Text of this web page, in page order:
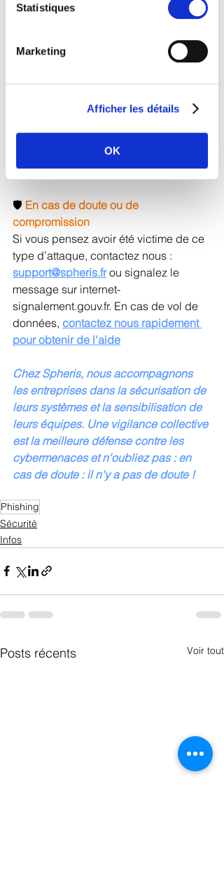
notre site Web.
Statistiques
Marketing
Afficher les détails
OK
orthographié est souvent un signal
• 	Accéder à sa messagerie
uniquement via son site officiel (et non
• 	Si pas déjà fait, activer
l’authentification à deux facteurs pour
renforcer la sécurité de vos comptes.
🛡️ En cas de doute ou de
compromission
Si vous pensez avoir été victime de ce
type d’attaque, contactez nous :
support@spheris.fr ou signalez le
message sur internet-
signalement.gouv.fr. En cas de vol de
données, contactez nous rapidement
pour obtenir de l'aide
Chez Spheris, nous accompagnons
les entreprises dans la sécurisation de
leurs systèmes et la sensibilisation de
leurs équipes. Une vigilance collective
est la meilleure défense contre les
cybermenaces et n'oubliez pas : en
cas de doute : il n'y a pas de doute !
Phishing
Sécurité
Infos
Posts récents Voir tout